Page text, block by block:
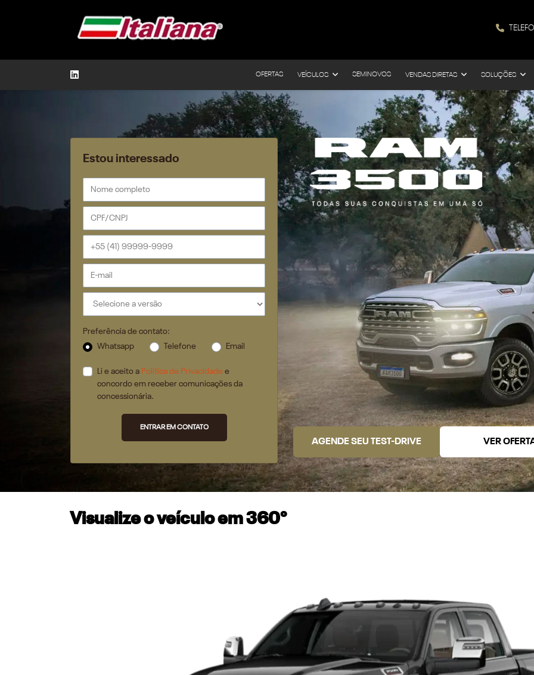
OFERTAS VEÍCULOS SEMINOVOS VENDAS DIRETAS SOLUÇÕES
Estou interessado
Preferência de contato:
Whatsapp
Telefone Email
Li e aceito a Política de Privacidade e
concordo em receber comunicações da
concessionária.
ENTRAR EM CONTATO
AGENDE SEU TEST-DRIVE VER
Visualize o veículo em 360°